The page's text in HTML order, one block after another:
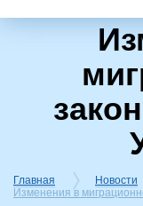
Главная Новости
Изменения в